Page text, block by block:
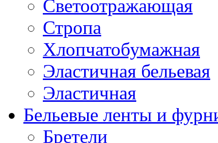
Светоотражающая
Стропа
Хлопчатобумажная
Эластичная бельевая
Эластичная
Бельевые ленты и
Бретели